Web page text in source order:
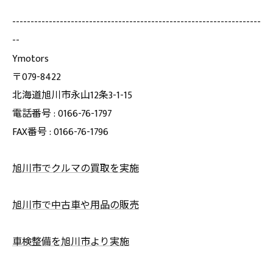
--------------------------------------------------------------------
--
Ymotors
〒079-8422
北海道旭川市永山12条3-1-15
電話番号 : 0166-76-1797
FAX番号 : 0166-76-1796
旭川市でクルマの買取を実施
旭川市で中古車や用品の販売
車検整備を旭川市より実施